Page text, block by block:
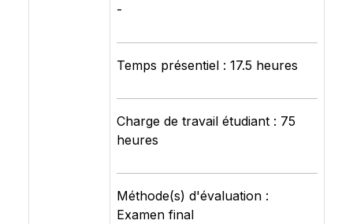
-
Temps présentiel : 17.5 heures
Charge de travail étudiant : 75
heures
Méthode(s) d'évaluation :
Examen final